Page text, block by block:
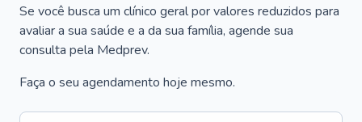
Se você busca um clínico geral por valores reduzidos para
avaliar a sua saúde e a da sua família, agende sua
consulta pela Medprev.
Faça o seu agendamento hoje mesmo.